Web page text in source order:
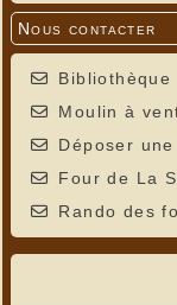
Nous contacter
Bibliothèque
Moulin à
Déposer
Four de La
Rando des